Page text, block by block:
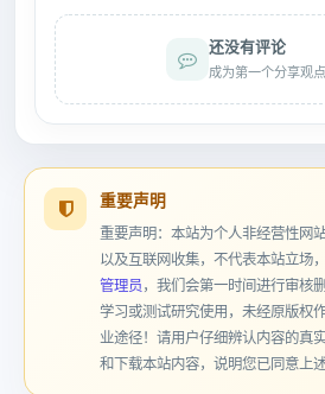
还没有评论
成为第一个分享观
重要声明
重要声明：本站为个人非经营性网
以及互联网收集，不代表本站立场
管理员 ，我们会第一时间进行审核
学习或测试研究使用，未经原版权
业途径！请用户仔细辨认内容的真
和下载本站内容，说明您已同意上述